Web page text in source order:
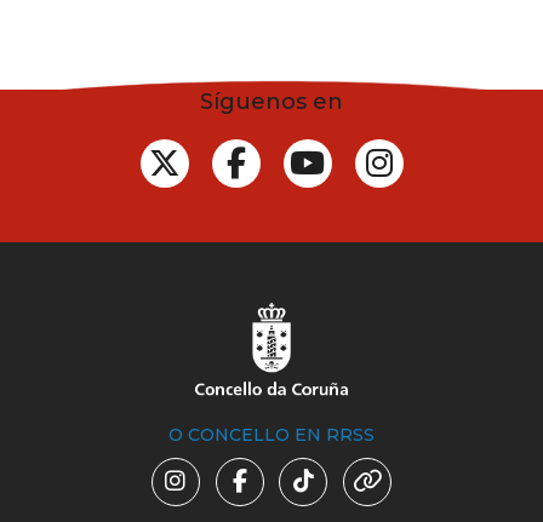
Síguenos en
O CONCELLO EN RRSS